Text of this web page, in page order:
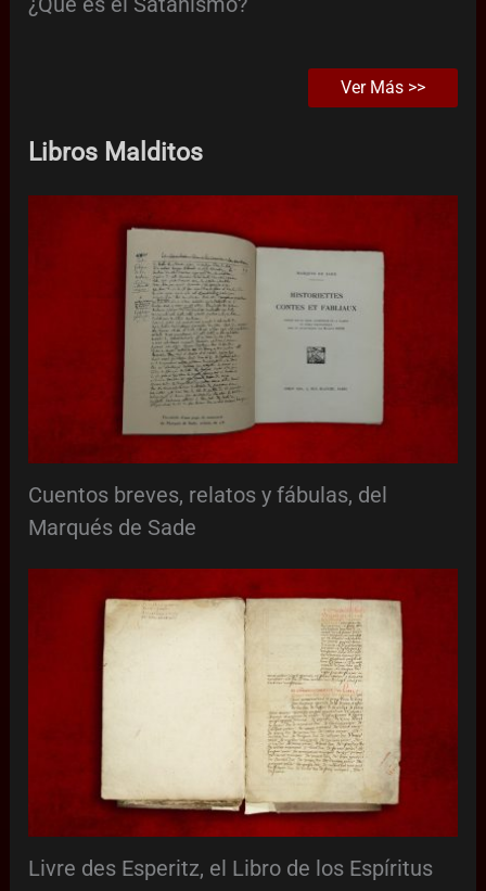
Ver Más >>
Libros Malditos
Cuentos breves, relatos y fábulas, del
Marqués de Sade
Livre des Esperitz, el Libro de los Espíritus